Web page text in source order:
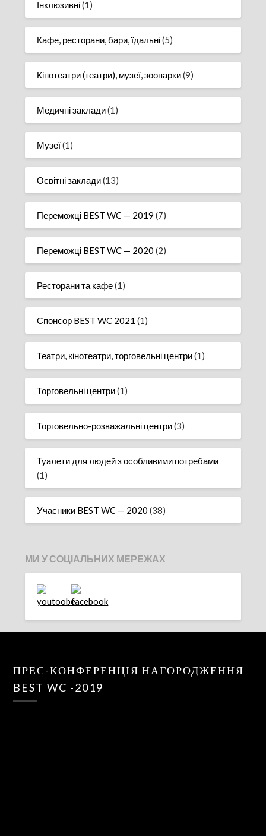
Інклюзивні(1)
Кафе, ресторани, бари, їдальні(5)
Кінотеатри (театри), музеї, зоопарки(9)
Медичні заклади(1)
Музеї(1)
Освітні заклади(13)
Переможці BEST WC — 2019 (7)
Переможці BEST WC — 2020 (2)
Ресторани та кафе(1)
Спонсор BEST WC 2021 (1)
Театри, кінотеатри, торговельні центри(1)
Торговельні центри(1)
Торговельно-розважальні центри(3)
Туалети для людей з особливими потребами
(1)
Учасники BEST WC — 2020 (38)
МИ У СОЦІАЛЬНИХ МЕРЕЖАХ
ПРЕС-КОНФЕРЕНЦІЯ НАГОРОДЖЕННЯ
BEST WC -2019